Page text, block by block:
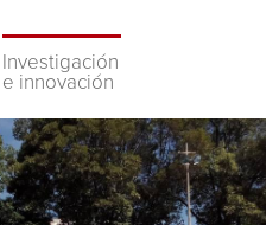
Investigación
e innovación